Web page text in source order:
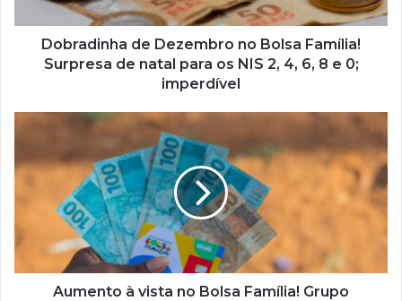
natal
e
imperdível
Dobradinha de Dezembro no Bolsa Família!
Surpresa de natal para os NIS 2, 4, 6, 8 e 0;
imperdível
Aumento
à
no
Família!
Grupo
selecionado
vai
receberAumento à vista no Bolsa Família! Grupo